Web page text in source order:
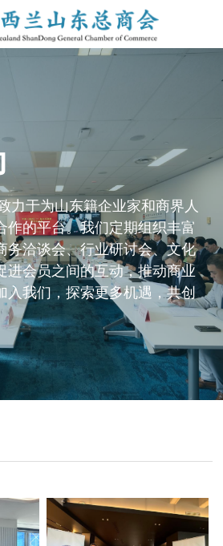
作的平台。我们定期组织丰富
务洽谈会、行业研讨会、文化
进会员之间的互动，推动商业
入我们，探索更多机遇，共创
博客分类